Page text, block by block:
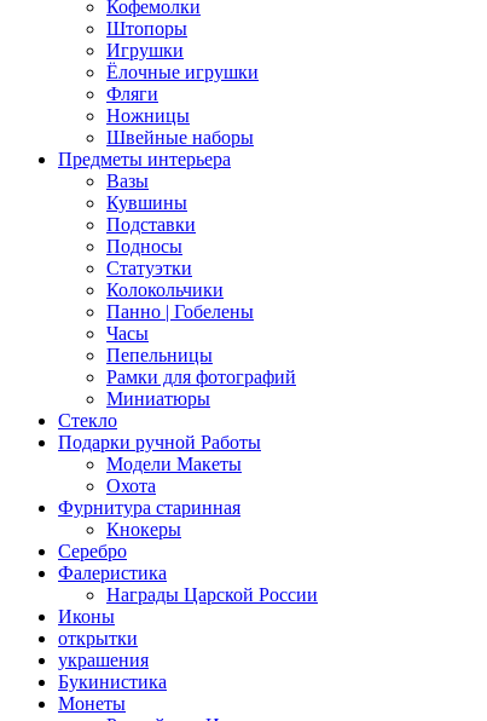
Кофемолки
Штопоры
Игрушки
Ёлочные игрушки
Фляги
Ножницы
Швейные наборы
Предметы интерьера
Вазы
Кувшины
Подставки
Подносы
Статуэтки
Колокольчики
Панно | Гобелены
Часы
Пепельницы
Рамки для фотографий
Миниатюры
Стекло
Подарки ручной Работы
Модели Макеты
Охота
Фурнитура старинная
Кнокеры
Серебро
Фалеристика
Награды Царской России
Иконы
открытки
украшения
Букинистика
Монеты